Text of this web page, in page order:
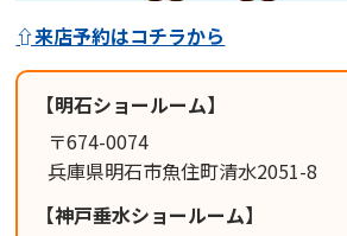
⇧来店予約はコチラから
【明石ショールーム】
〒674-0074
兵庫県明石市魚住町清水2051-8
【神戸垂水ショールーム】